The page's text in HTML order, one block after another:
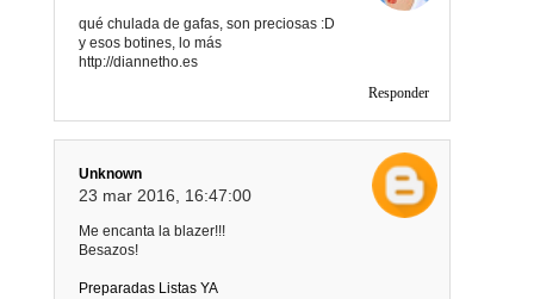
qué chulada de gafas, son preciosas :D
y esos botines, lo más
http://diannetho.es
Responder
Unknown
23 mar 2016, 16:47:00
Me encanta la blazer!!!
Besazos!
Preparadas Listas YA